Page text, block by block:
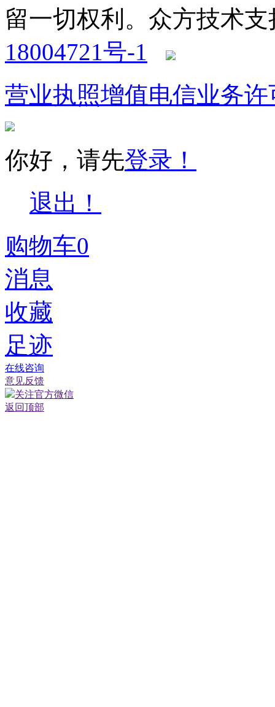
留一切权利。 众方技术支
18004721号-1
营业执照增值电信业务许
你好，请先登录！
退出！
购物车0
消息
收藏
足迹
在线咨询
意见反馈
关注官方微信
返回顶部